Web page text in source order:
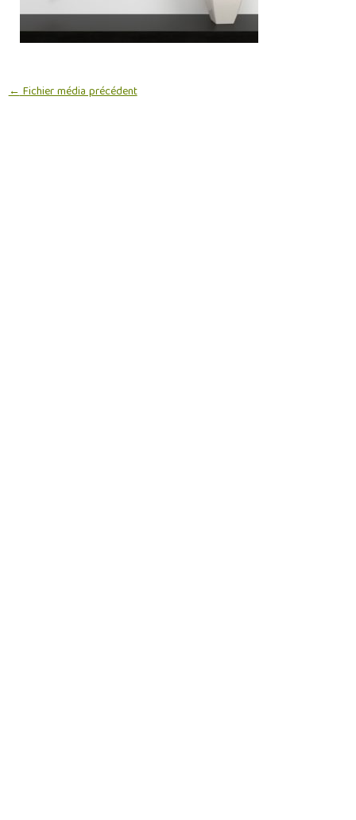
←Fichier média précédent